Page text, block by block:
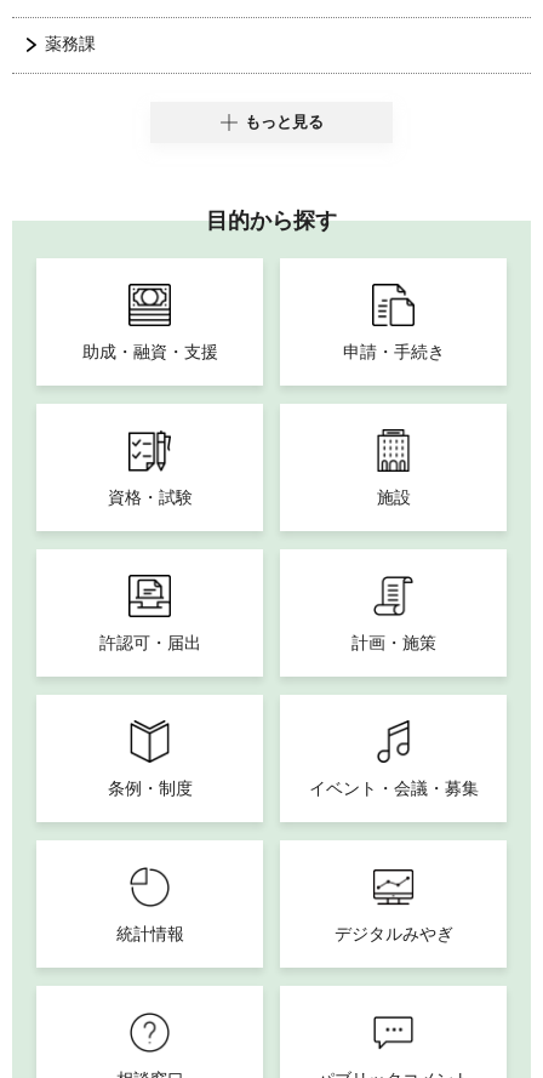
薬務課
もっと見る
目的から探す
助成・融資・支援 申請・手続き
資格・試験 施設
許認可・届出 計画・施策
条例・制度 イベント・会議・募集
統計情報 デジタルみやぎ